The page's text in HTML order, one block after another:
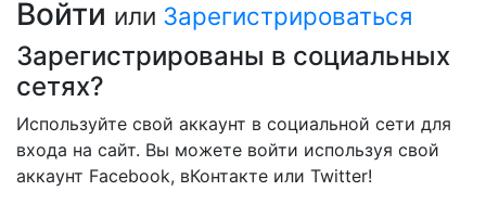
Войти или Зарегистрироваться
Зарегистрированы в социальных
сетях?
Используйте свой аккаунт в социальной сети для
входа на сайт. Вы можете войти используя свой
аккаунт Facebook, вКонтакте или Twitter!